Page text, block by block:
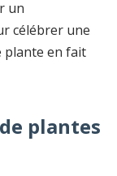
un
célébrer une
plante en fait
plantes